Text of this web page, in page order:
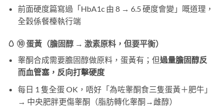
前面硬度篇寫過「HbA1c 由 8 → 6.5 硬度會變」嘅道理，
全穀係餐檯執行端
🥚 ⑩ 蛋黃（膽固醇 → 激素原料，但要平衡）
睾酮合成需要膽固醇做原料，蛋黃有；但過量膽固醇反
而血管塞，反向打擊硬度
每日 1 隻全蛋 OK，唔好「為咗睾酮食三隻蛋黃＋肥牛」
→ 中央肥胖更傷睾酮（脂肪轉化睾酮→雌醇）